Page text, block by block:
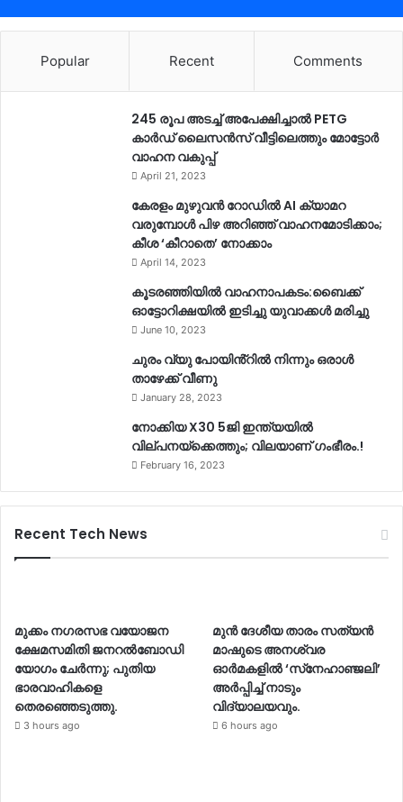
Popular Recent Comments
245 രൂപ അടച്ച് അപേക്ഷിച്ചാൽ PETG
കാർഡ് ലൈസൻസ് വീട്ടിലെത്തും മോട്ടോർ
വാഹന വകുപ്പ്
April 21, 2023
കേരളം മുഴുവന്‍ റോഡില്‍ AI ക്യാമറ
വരുമ്പോള്‍ പിഴ അറിഞ്ഞ് വാഹനമോടിക്കാം;
കീശ ‘കീറാതെ’ നോക്കാം
April 14, 2023
കൂടരഞ്ഞിയിൽ വാഹനാപകടം:ബൈക്ക്
ഓട്ടോറിക്ഷയിൽ ഇടിച്ചു യുവാക്കൾ മരിച്ചു
June 10, 2023
ചുരം വ്യു പോയിൻ്റിൽ നിന്നും ഒരാൾ
താഴേക്ക് വീണു
January 28, 2023
നോക്കിയ X30 5ജി ഇന്ത്യയിൽ
വില്പനയ്ക്കെത്തും; വിലയാണ് ഗംഭീരം.!
February 16, 2023
Recent Tech News
മുക്കം നഗരസഭ വയോജന
ക്ഷേമസമിതി ജനറൽബോഡി
യോഗം ചേർന്നു; പുതിയ
ഭാരവാഹികളെ
തെരഞ്ഞെടുത്തു.
3 hours ago
മുൻ ദേശീയ താരം സത്യൻ
മാഷുടെ അനശ്വര
ഓർമകളിൽ ‘സ്‌നേഹാഞ്ജലി’
അർപ്പിച്ച് നാടും
വിദ്യാലയവും.
6 hours ago